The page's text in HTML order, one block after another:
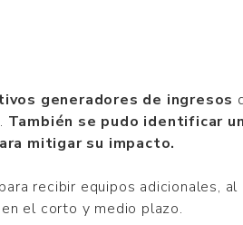
generadores de ingresos
También se pudo identificar
mitigar su impacto.
recibir equipos adicionales,
el corto y medio plazo.